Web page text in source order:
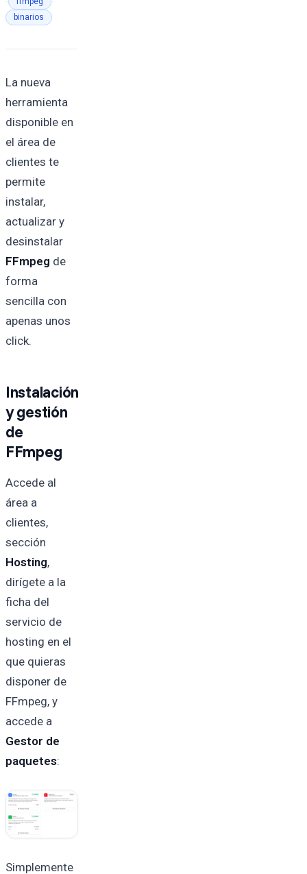
binarios
La nueva
herramienta
disponible en
el área de
clientes te
permite
instalar,
actualizar y
desinstalar
FFmpeg de
forma
sencilla con
apenas unos
click.
Instalación
y gestión
de
FFmpeg
Accede al
área a
clientes,
sección
Hosting,
dirígete a la
ficha del
servicio de
hosting en el
que quieras
disponer de
FFmpeg, y
accede a
Gestor de
paquetes:
Simplemente